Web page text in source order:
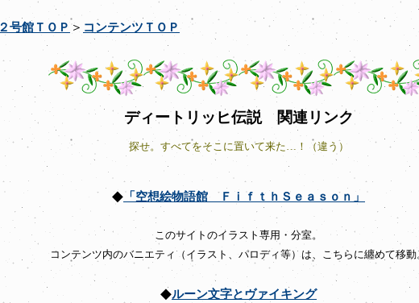
２号館ＴＯＰ ＞ コンテンツＴＯＰ
ディートリッヒ伝説 関連リンク
探せ。すべてをそこに置いて来た…！（違う）
◆ 「空想絵物語館 ＦｉｆｔｈＳｅａｓｏｎ」
このサイトのイラスト専用・分室。
コンテンツ内のバニエティ（イラスト、パロディ等）は、こちらに纏めて移動
◆ルーン文字とヴァイキング